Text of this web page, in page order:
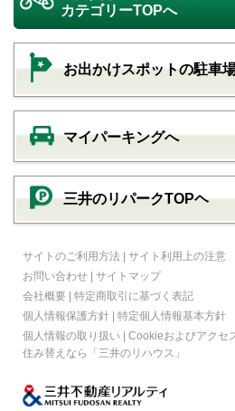
カテゴリーTOPへ
お出かけスポットの駐車
マイパーキングへ
三井のリパークTOPヘ
サイトのご利用方法 | サイト利用上の注意
お問い合わせ | サイトマップ
会社概要 | 特定商取引に基づく表記
個人情報保護方針 | 特定個人情報基本方針
個人情報の取り扱い | Cookieおよびアクセ
住み替えなら
「三井のリハウス」